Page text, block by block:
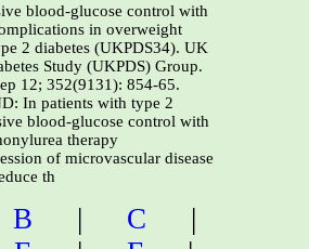
blood-glucose control with
in overweight
2 diabetes (UKPDS34). UK
Study (UKPDS) Group.
12; 352(9131): 854-65.
In patients with type 2
blood-glucose control with
therapy
of microvascular disease
th
B | C
|